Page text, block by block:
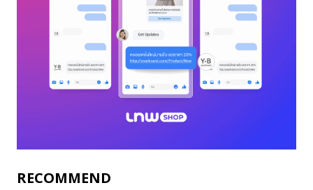
RECOMMEND